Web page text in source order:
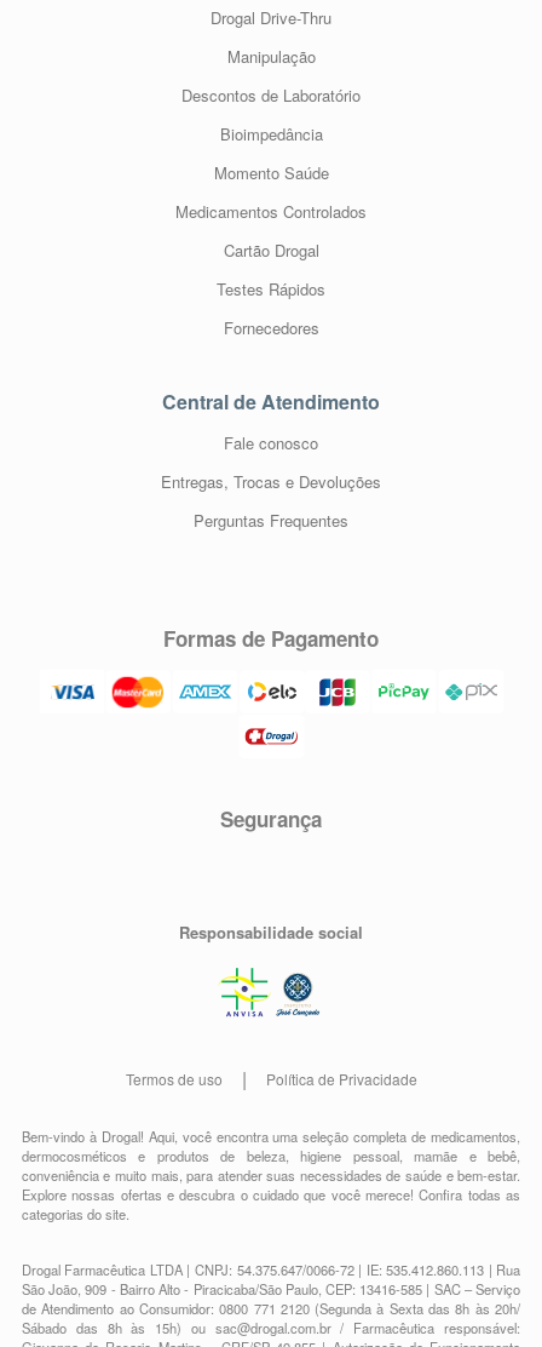
Drogal Drive-Thru
Manipulação
Descontos de Laboratório
Bioimpedância
Momento Saúde
Medicamentos Controlados
Cartão Drogal
Testes Rápidos
Fornecedores
Central de Atendimento
Fale conosco
Entregas, Trocas e Devoluções
Perguntas Frequentes
Formas de Pagamento
Segurança
Responsabilidade social
Termos de uso Política de Privacidade
Bem-vindo à Drogal! Aqui, você encontra uma seleção completa demedicamentos
dermocosméticos e produtos de beleza,higiene pessoal,mamãe e bebê
conveniênciae muito mais, para atender suas necessidades de saúde e bem-estar.
Explore nossas ofertas e descubra o cuidado que você merece!Confira todas as
categorias do site.
Drogal Farmacêutica LTDA | CNPJ: 54.375.647/0066-72 | IE: 535.412.860.113 | Rua
São João, 909 - Bairro Alto - Piracicaba/São Paulo, CEP: 13416-585 | SAC – Serviço
de Atendimento ao Consumidor: 0800 771 2120 (Segunda à Sexta das 8h às 20h/
Sábado das 8h às 15h) ou sac@drogal.com.br/ Farmacêutica responsável: